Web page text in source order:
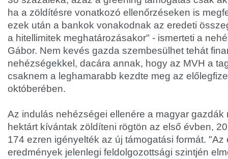
ha a zöldítésre vonatkozó ellenőrzéseken is
ezek után a bankok vonakodnak az eredeti
a hitellimitek meghatározásakor" - ismerteti a
Gábor. Nem kevés gazda szembesülhet tehát
nehézségekkel, dacára annak, hogy az MVH a
csaknem a leghamarabb kezdte meg az
októberében.
Az indulás nehézségei ellenére a magyar gazdák
hektárt kívántak zöldíteni rögtön az első évben,
174 ezren igényelték az új támogatási formát. "Az
eredmények jelenlegi feldolgozottsági szintjén